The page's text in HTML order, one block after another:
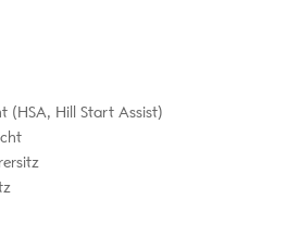
(HSA, Hill Start Assist)